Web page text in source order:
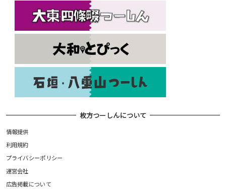
枚方つーしんについて
情報提供
利用規約
プライバシーポリシー
運営会社
広告掲載について